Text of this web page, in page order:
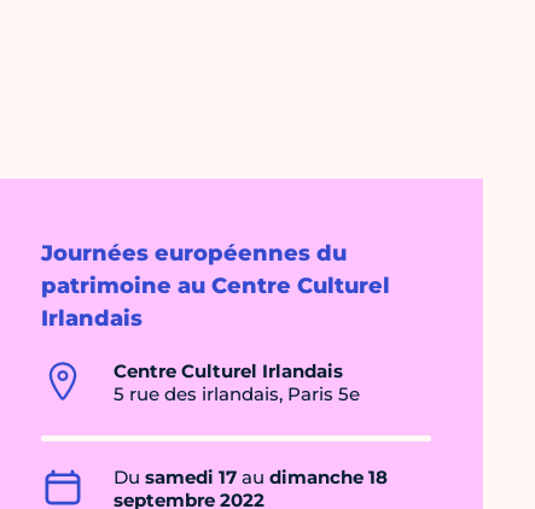
Journées européennes du
patrimoine au Centre Culturel
Irlandais
Centre Culturel Irlandais
5 rue des irlandais, Paris 5e
Du samedi 17 au dimanche 18
septembre 2022